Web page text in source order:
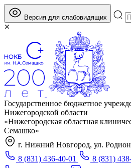
Версия для слабовидящих
Государственное бюджетное
Нижегородской области
«Нижегородская областная
Семашко»
г. Нижний Новгород, ул.
8 (831) 436-40-01
8 (831)